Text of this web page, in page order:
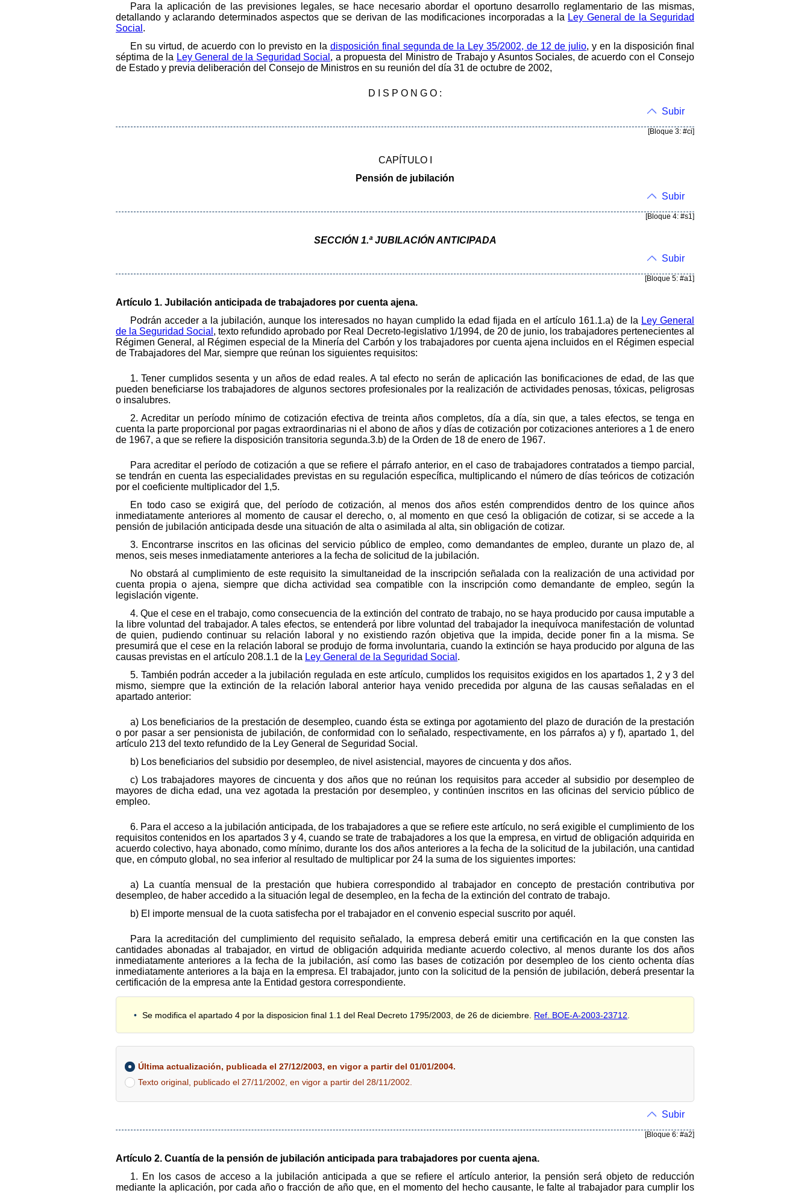
Para la aplicación de las previsiones legales, se hace necesario abordar el oportuno desarrollo reglamentario de las mismas,
detallando y aclarando determinados aspectos que se derivan de las modificaciones incorporadas a la Ley General de la Seguridad
Social .
En su virtud, de acuerdo con lo previsto en la disposición final segunda de la Ley 35/2002, de 12 de julio, y en la disposición final
séptima de la Ley General de la Seguridad Social , a propuesta del Ministro de Trabajo y Asuntos Sociales, de acuerdo con el Consejo
de Estado y previa deliberación del Consejo de Ministros en su reunión del día 31 de octubre de 2002,
D I S P O N G O :
Subir
[Bloque 3: #ci]
CAPÍTULO I
Pensión de jubilación
Subir
[Bloque 4: #s1]
SECCIÓN 1.ª JUBILACIÓN ANTICIPADA
Subir
[Bloque 5: #a1]
Artículo 1. Jubilación anticipada de trabajadores por cuenta ajena.
Podrán acceder a la jubilación, aunque los interesados no hayan cumplido la edad fijada en el artículo 161.1.a) de la Ley General
de la Seguridad Social , texto refundido aprobado por Real Decreto-legislativo 1/1994, de 20 de junio, los trabajadores pertenecientes al
Régimen General, al Régimen especial de la Minería del Carbón y los trabajadores por cuenta ajena incluidos en el Régimen especial
de Trabajadores del Mar, siempre que reúnan los siguientes requisitos:
1. Tener cumplidos sesenta y un años de edad reales. A tal efecto no serán de aplicación las bonificaciones de edad, de las que
pueden beneficiarse los trabajadores de algunos sectores profesionales por la realización de actividades penosas, tóxicas, peligrosas
o insalubres.
2. Acreditar un período mínimo de cotización efectiva de treinta años completos, día a día, sin que, a tales efectos, se tenga en
cuenta la parte proporcional por pagas extraordinarias ni el abono de años y días de cotización por cotizaciones anteriores a 1 de enero
de 1967, a que se refiere la disposición transitoria segunda.3.b) de la Orden de 18 de enero de 1967.
Para acreditar el período de cotización a que se refiere el párrafo anterior, en el caso de trabajadores contratados a tiempo parcial,
se tendrán en cuenta las especialidades previstas en su regulación específica, multiplicando el número de días teóricos de cotización
por el coeficiente multiplicador del 1,5.
En todo caso se exigirá que, del período de cotización, al menos dos años estén comprendidos dentro de los quince años
inmediatamente anteriores al momento de causar el derecho, o, al momento en que cesó la obligación de cotizar, si se accede a la
pensión de jubilación anticipada desde una situación de alta o asimilada al alta, sin obligación de cotizar.
3. Encontrarse inscritos en las oficinas del servicio público de empleo, como demandantes de empleo, durante un plazo de, al
menos, seis meses inmediatamente anteriores a la fecha de solicitud de la jubilación.
No obstará al cumplimiento de este requisito la simultaneidad de la inscripción señalada con la realización de una actividad por
cuenta propia o ajena, siempre que dicha actividad sea compatible con la inscripción como demandante de empleo, según la
legislación vigente.
4. Que el cese en el trabajo, como consecuencia de la extinción del contrato de trabajo, no se haya producido por causa imputable a
la libre voluntad del trabajador. A tales efectos, se entenderá por libre voluntad del trabajador la inequívoca manifestación de voluntad
de quien, pudiendo continuar su relación laboral y no existiendo razón objetiva que la impida, decide poner fin a la misma. Se
presumirá que el cese en la relación laboral se produjo de forma involuntaria, cuando la extinción se haya producido por alguna de las
causas previstas en el artículo 208.1.1 de la Ley General de la Seguridad Social .
5. También podrán acceder a la jubilación regulada en este artículo, cumplidos los requisitos exigidos en los apartados 1, 2 y 3 del
mismo, siempre que la extinción de la relación laboral anterior haya venido precedida por alguna de las causas señaladas en el
apartado anterior:
a) Los beneficiarios de la prestación de desempleo, cuando ésta se extinga por agotamiento del plazo de duración de la prestación
o por pasar a ser pensionista de jubilación, de conformidad con lo señalado, respectivamente, en los párrafos a) y f), apartado 1, del
artículo 213 del texto refundido de la Ley General de Seguridad Social.
b) Los beneficiarios del subsidio por desempleo, de nivel asistencial, mayores de cincuenta y dos años.
c) Los trabajadores mayores de cincuenta y dos años que no reúnan los requisitos para acceder al subsidio por desempleo de
mayores de dicha edad, una vez agotada la prestación por desempleo, y continúen inscritos en las oficinas del servicio público de
empleo.
6. Para el acceso a la jubilación anticipada, de los trabajadores a que se refiere este artículo, no será exigible el cumplimiento de los
requisitos contenidos en los apartados 3 y 4, cuando se trate de trabajadores a los que la empresa, en virtud de obligación adquirida en
acuerdo colectivo, haya abonado, como mínimo, durante los dos años anteriores a la fecha de la solicitud de la jubilación, una cantidad
que, en cómputo global, no sea inferior al resultado de multiplicar por 24 la suma de los siguientes importes:
a) La cuantía mensual de la prestación que hubiera correspondido al trabajador en concepto de prestación contributiva por
desempleo, de haber accedido a la situación legal de desempleo, en la fecha de la extinción del contrato de trabajo.
b) El importe mensual de la cuota satisfecha por el trabajador en el convenio especial suscrito por aquél.
Para la acreditación del cumplimiento del requisito señalado, la empresa deberá emitir una certificación en la que consten las
cantidades abonadas al trabajador, en virtud de obligación adquirida mediante acuerdo colectivo, al menos durante los dos años
inmediatamente anteriores a la fecha de la jubilación, así como las bases de cotización por desempleo de los ciento ochenta días
inmediatamente anteriores a la baja en la empresa. El trabajador, junto con la solicitud de la pensión de jubilación, deberá presentar la
certificación de la empresa ante la Entidad gestora correspondiente.
Se modifica el apartado 4 por la disposicion final 1.1 del Real Decreto 1795/2003, de 26 de diciembre. Ref. BOE-A-2003-23712
Última actualización, publicada el 27/12/2003, en vigor a partir del 01/01/2004.
Texto original, publicado el 27/11/2002, en vigor a partir del 28/11/2002.
Subir
[Bloque 6: #a2]
Artículo 2. Cuantía de la pensión de jubilación anticipada para trabajadores por cuenta ajena.
1. En los casos de acceso a la jubilación anticipada a que se refiere el artículo anterior, la pensión será objeto de reducción
mediante la aplicación, por cada año o fracción de año que, en el momento del hecho causante, le falte al trabajador para cumplir los